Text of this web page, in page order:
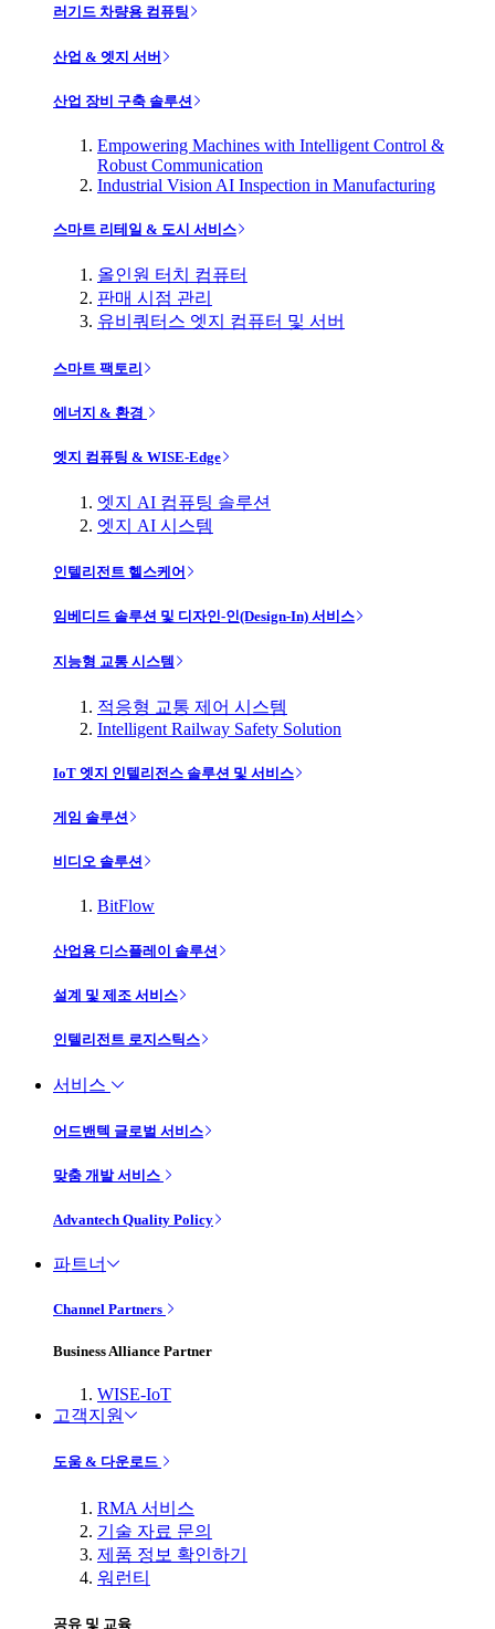
러기드 차량용 컴퓨팅
산업 & 엣지 서버
산업 장비 구축 솔루션
Empowering Machines with Intelligent Control &
Robust Communication
Industrial Vision AI Inspection in Manufacturing
스마트 리테일 & 도시 서비스
올인원 터치 컴퓨터
판매 시점 관리
유비쿼터스 엣지 컴퓨터 및 서버
스마트 팩토리
에너지 & 환경
엣지 컴퓨팅 & WISE-Edge
엣지 AI 컴퓨팅 솔루션
엣지 AI 시스템
인텔리전트 헬스케어
임베디드 솔루션 및 디자인-인(Design-In) 서비스
지능형 교통 시스템
적응형 교통 제어 시스템
Intelligent Railway Safety Solution
IoT 엣지 인텔리전스 솔루션 및 서비스
게임 솔루션
비디오 솔루션
BitFlow
산업용 디스플레이 솔루션
설계 및 제조 서비스
인텔리전트 로지스틱스
서비스
어드밴텍 글로벌 서비스
맞춤 개발 서비스
Advantech Quality Policy
파트너
Channel Partners
Business Alliance Partner
WISE-IoT
고객지원
도움 & 다운로드
RMA 서비스
기술 자료 문의
제품 정보 확인하기
워런티
공유 및 교육